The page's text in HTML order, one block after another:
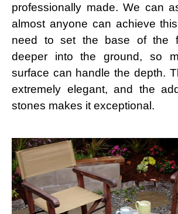
professionally made. We can
almost anyone can achieve this
need to set the base of the
deeper into the ground, so
surface can handle the depth.
extremely elegant, and the
stones makes it exceptional.